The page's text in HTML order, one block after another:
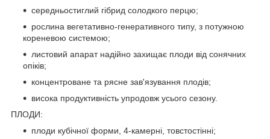
середньостиглий гібрид солодкого перцю;
рослина вегетативно-генеративного типу, з потужною
кореневою системою;
листовий апарат надійно захищає плоди від сонячних
опіків;
концентроване та рясне зав'язування плодів;
висока продуктивність упродовж усього сезону.
ПЛОДИ:
плоди кубічної форми, 4-камерні, товстостінні;